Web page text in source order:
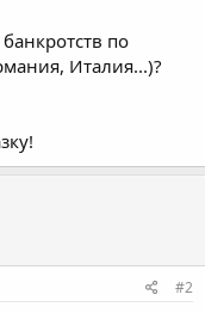
по
Италия...)?
#2